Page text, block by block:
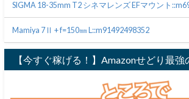
SIGMA 18-35mm T2 シネマレンズ EFマウント
Mamiya 7Ⅱ + f=150㎜ L::m91492498352
【今すぐ稼げる！】Amazonせどり最